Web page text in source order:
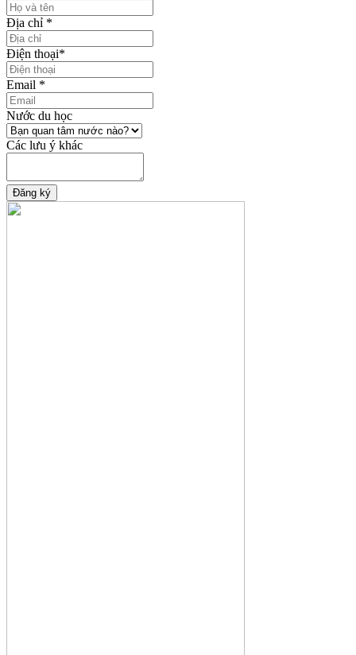
Địa chỉ *
Điện thoại*
Email *
Nước du học
Các lưu ý khác